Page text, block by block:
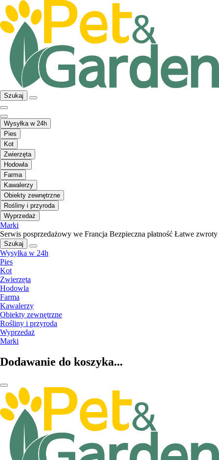
Szukaj
Wysyłka w 24h
Pies
Kot
Zwierzęta
Hodowla
Farma
Kawalerzy
Obiekty zewnętrzne
Rośliny i przyroda
Wyprzedaż
Marki
Serwis posprzedażowy we Francja Bezpieczna płatność Łatwe zwroty
Szukaj
Wysyłka w 24h
Pies
Kot
Zwierzęta
Hodowla
Farma
Kawalerzy
Obiekty zewnętrzne
Rośliny i przyroda
Wyprzedaż
Marki
Dodawanie do koszyka...